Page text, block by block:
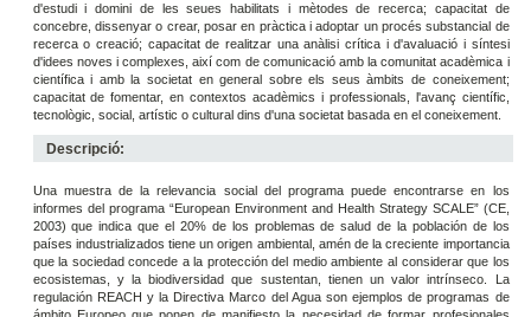
d'estudi i domini de les seues habilitats i mètodes de recerca; capacitat de
concebre, dissenyar o crear, posar en pràctica i adoptar un procés substancial de
recerca o creació; capacitat de realitzar una anàlisi crítica i d'avaluació i síntesi
d'idees noves i complexes, així com de comunicació amb la comunitat acadèmica i
científica i amb la societat en general sobre els seus àmbits de coneixement;
capacitat de fomentar, en contextos acadèmics i professionals, l'avanç científic,
tecnològic, social, artístic o cultural dins d'una societat basada en el coneixement.
Descripció:
Una muestra de la relevancia social del programa puede encontrarse en los
informes del programa “European Environment and Health Strategy SCALE” (CE,
2003) que indica que el 20% de los problemas de salud de la población de los
países industrializados tiene un origen ambiental, amén de la creciente importancia
que la sociedad concede a la protección del medio ambiente al considerar que los
ecosistemas, y la biodiversidad que sustentan, tienen un valor intrínseco. La
regulación REACH y la Directiva Marco del Agua son ejemplos de programas de